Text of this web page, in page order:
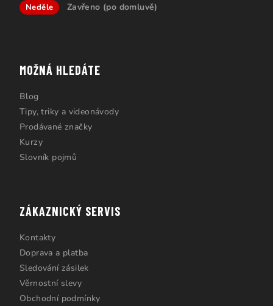
Neděle Zavřeno (po domluvě)
MOŽNÁ HLEDÁTE
Blog
Tipy, triky a videonávody
Prodávané značky
Kurzy
Slovník pojmů
ZÁKAZNICKÝ SERVIS
Kontakty
Doprava a platba
Sledování zásilek
Věrnostní slevy
Obchodní podmínky